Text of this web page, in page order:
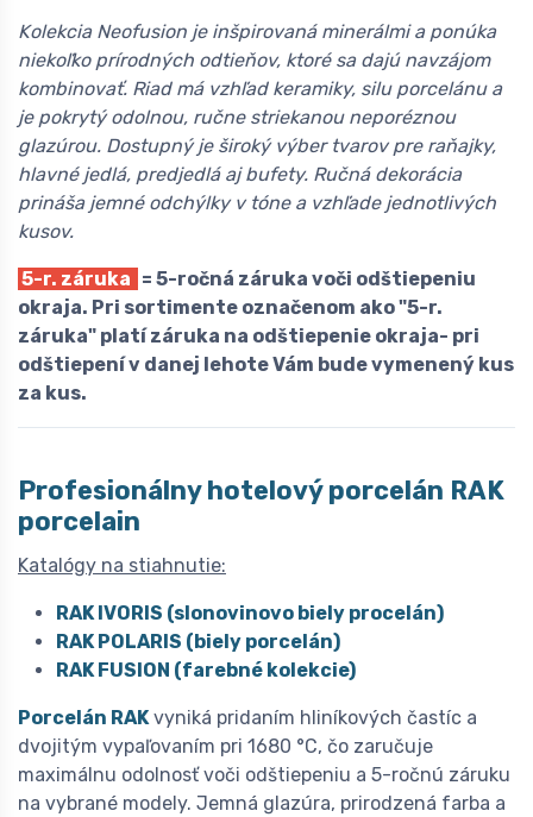
Kolekcia Neofusion je inšpirovaná minerálmi a ponúka
niekoľko prírodných odtieňov, ktoré sa dajú navzájom
kombinovať. Riad má vzhľad keramiky, silu porcelánu a
je pokrytý odolnou, ručne striekanou neporéznou
glazúrou. Dostupný je široký výber tvarov pre raňajky,
hlavné jedlá, predjedlá aj bufety. Ručná dekorácia
prináša jemné odchýlky v tóne a vzhľade jednotlivých
kusov.
5-r. záruka = 5-ročná záruka voči odštiepeniu
okraja. Pri sortimente označenom ako "5-r.
záruka" platí záruka na odštiepenie okraja- pri
odštiepení v danej lehote Vám bude vymenený kus
za kus.
Profesionálny hotelový porcelán RAK
porcelain
Katalógy na stiahnutie:
RAK IVORIS (slonovinovo biely procelán)
RAK POLARIS (biely porcelán)
RAK FUSION (farebné kolekcie)
Porcelán RAKvyniká pridaním hliníkových častíc a
dvojitým vypaľovaním pri 1680 °C, čo zaručuje
maximálnu odolnosť voči odštiepeniu a 5-ročnú záruku
na vybrané modely. Jemná glazúra, prirodzená farba a